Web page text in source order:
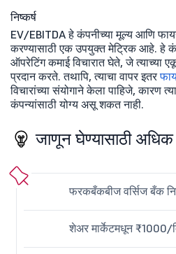
निष्कर्ष
EV/EBITDA हे कंपनीच्या मूल्य आणि
करण्यासाठी एक उपयुक्त मेट्रिक आहे. हे
ऑपरेटिंग कमाई विचारात घेते, जे त्याच्या
प्रदान करते. तथापि, त्याचा वापर इतर
विचारांच्या संयोगाने केला पाहिजे, कारण
कंपन्यांसाठी योग्य असू शकत नाही.
जाणून घेण्यासाठी
फरकबँकबीज वर्सिज बँक
शेअर मार्केटमधून